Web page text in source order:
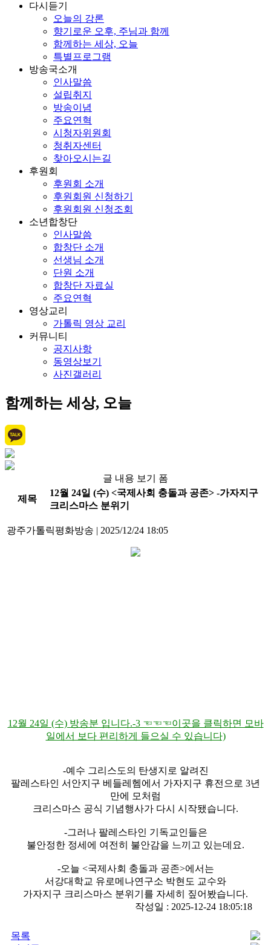
다시듣기
오늘의 강론
향기로운 오후, 주님과 함께
함께하는 세상, 오늘
특별프로그램
방송국소개
인사말씀
설립취지
방송이념
주요연혁
시청자위원회
청취자센터
찾아오시는길
후원회
후원회 소개
후원회원 신청하기
후원회원 신청조회
소년합창단
인사말씀
합창단 소개
선생님 소개
단원 소개
합창단 자료실
주요연혁
영상교리
가톨릭 영상 교리
커뮤니티
공지사항
동영상보기
사진갤러리
함께하는 세상, 오늘
글 내용 보기 폼
제목
12월 24일 (수) <국제사회 충돌과 공존> -가자지구
크리스마스 분위기
광주가톨릭평화방송 | 2025/12/24 18:05
12월 24일 (수) 방송분 입니다.-3 ☜☜☜이곳을 클릭하면 모바
일에서 보다 편리하게 들으실 수 있습니다)
-예수 그리스도의 탄생지로 알려진
팔레스타인 서안지구 베들레헴에서 가자지구 휴전으로 3년
만에 모처럼
크리스마스 공식 기념행사가 다시 시작됐습니다.
-그러나 팔레스타인 기독교인들은
불안정한 정세에 여전히 불안감을 느끼고 있는데요.
-오늘 <국제사회 충돌과 공존>에서는
서강대학교 유로메나연구소 박현도 교수와
가자지구 크리스마스 분위기를 자세히 짚어봤습니다.
작성일 : 2025-12-24 18:05:18
목록